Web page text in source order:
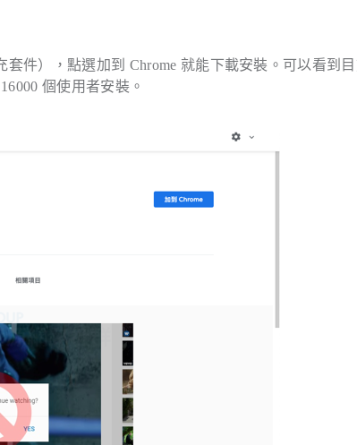
套件），點選加到 Chrome 就能下載安裝。可以看到
個使用者安裝。